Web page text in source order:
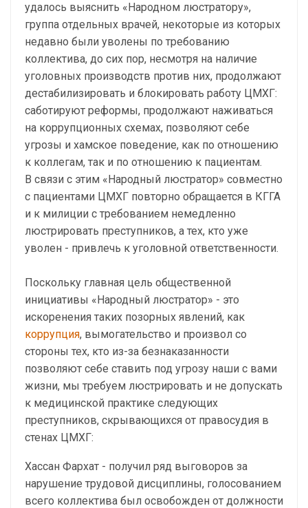
удалось выяснить «Народном люстратору»,
группа отдельных врачей, некоторые из которых
недавно были уволены по требованию
коллектива, до сих пор, несмотря на наличие
уголовных производств против них, продолжают
дестабилизировать и блокировать работу ЦМХГ:
саботируют реформы, продолжают наживаться
на коррупционных схемах, позволяют себе
угрозы и хамское поведение, как по отношению
к коллегам, так и по отношению к пациентам.
В связи с этим «Народный люстратор» совместно
с пациентами ЦМХГ повторно обращается в КГГА
и к милиции с требованием немедленно
люстрировать преступников, а тех, кто уже
уволен - привлечь к уголовной ответственности.
Поскольку главная цель общественной
инициативы «Народный люстратор» - это
искоренения таких позорных явлений, как
коррупция, вымогательство и произвол со
стороны тех, кто из-за безнаказанности
позволяют себе ставить под угрозу наши с вами
жизни, мы требуем люстрировать и не допускать
к медицинской практике следующих
преступников, скрывающихся от правосудия в
стенах ЦМХГ:
Хассан Фархат - получил ряд выговоров за
нарушение трудовой дисциплины, голосованием
всего коллектива был освобожден от должности